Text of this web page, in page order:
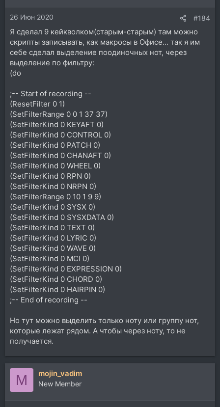
26 Июн 2020 #184
Я сделал 9 кейкволком(старым-старым) там можно
скрипты записывать, как макросы в Офисе... так я им
себе сделал выделение поодиночных нот, через
выделение по фильтру:
(do
;-- Start of recording --
(ResetFilter 0 1)
(SetFilterRange 0 0 1 37 37)
(SetFilterKind 0 KEYAFT 0)
(SetFilterKind 0 CONTROL 0)
(SetFilterKind 0 PATCH 0)
(SetFilterKind 0 CHANAFT 0)
(SetFilterKind 0 WHEEL 0)
(SetFilterKind 0 RPN 0)
(SetFilterKind 0 NRPN 0)
(SetFilterRange 0 10 1 9 9)
(SetFilterKind 0 SYSX 0)
(SetFilterKind 0 SYSXDATA 0)
(SetFilterKind 0 TEXT 0)
(SetFilterKind 0 LYRIC 0)
(SetFilterKind 0 WAVE 0)
(SetFilterKind 0 MCI 0)
(SetFilterKind 0 EXPRESSION 0)
(SetFilterKind 0 CHORD 0)
(SetFilterKind 0 HAIRPIN 0)
;-- End of recording --
Но тут можно выделить только ноту или группу нот,
которые лежат рядом. А чтобы через ноту, то не
получается.
M mojin_vadim
New Member